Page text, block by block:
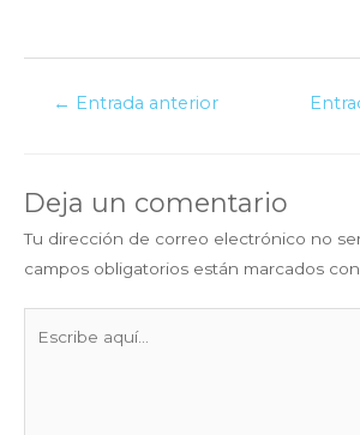
Navegación
← Entrada anterior
Deja un comentario
Tu dirección de correo electrónico no
campos obligatorios están marcados con